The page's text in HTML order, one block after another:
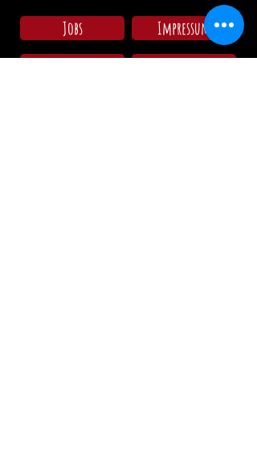
Jobs
Impressum